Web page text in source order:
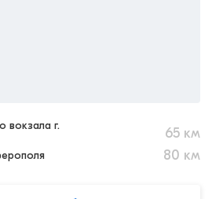
г.
65 км
80 км